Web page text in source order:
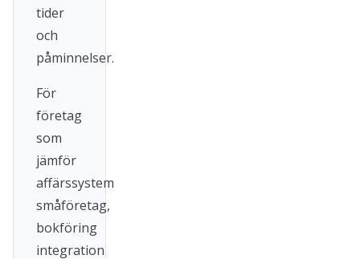
tider
och
påminnelser.
För
företag
som
jämför
affärssystem
småföretag,
bokföring
integration